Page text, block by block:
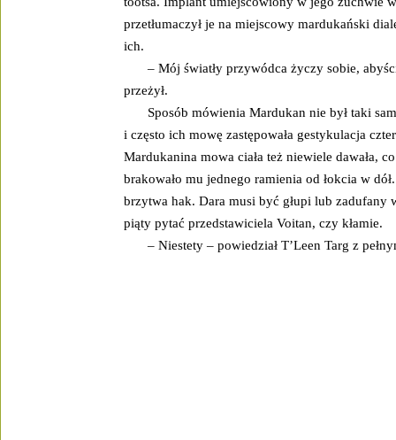
przetłumaczył je na miejscowy mardukański
ich.
– Mój światły przywódca życzy sobie,
przeżył.
Sposób mówienia Mardukan nie był taki
i często ich mowę zastępowała gestykulacja
Mardukanina mowa ciała też niewiele dawała,
brakowało mu jednego ramienia od łokcia w
brzytwa hak. Dara musi być głupi lub zadufany
piąty pytać przedstawiciela Voitan, czy kłamie.
– Niestety – powiedział T’Leen Targ z